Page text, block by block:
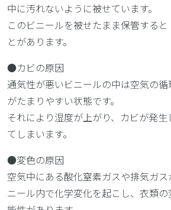
中に汚れないように被せています。
このビニールを被せたまま保管する
とがあります。
●カビの原因
通気性が悪いビニールの中は空気の
がたまりやすい状態です。
それにより湿度が上がり、カビが発
てしまいます。
●変色の原因
空気中にある酸化窒素ガスや排気ガ
ニール内で化学変化を起こし、衣類